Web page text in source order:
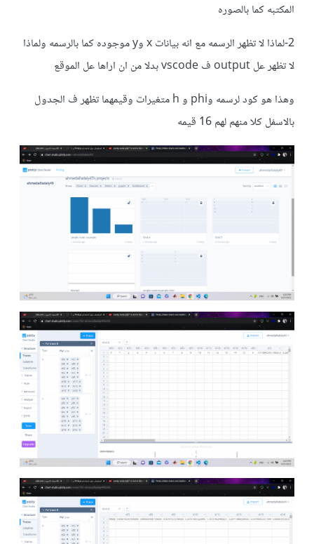
المكتبه كما بالصوره
2-لماذا لا تظهر الرسمه مع انه بيانات x وy موجوده كما بالرسمه ولماذا
لا تظهر عل output ف vscode بدلا من ان اراها عل الموقع
وهذا هو كود لرسمه وphi و h متغيرات وقيمهما تظهر ف الجدول
بالاسفل كلا منهم لهم 16 قيمه